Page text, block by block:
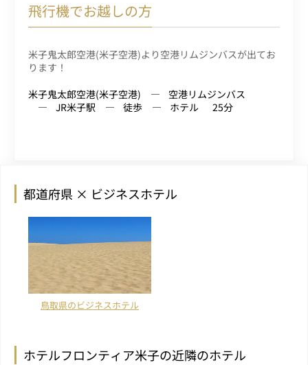
飛行機でお越しの方
米子鬼太郎空港(米子空港)より空港リムジンバスが出てお
ります！
米子鬼太郎空港(米子空港)
空港リムジンバス
JR米子駅
徒歩 ホテル 25分
都道府県 × ビジネスホテル
鳥取県のビジネスホテル
ホテルフロンティア米子の近隣のホテル